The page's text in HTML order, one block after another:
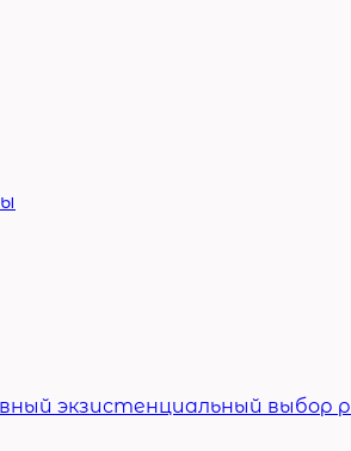
экзистенциальный выбор